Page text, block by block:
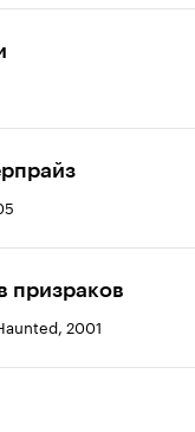
призраков
2001